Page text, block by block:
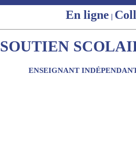
En ligne |
SOUTIEN
ENSEIGNANT